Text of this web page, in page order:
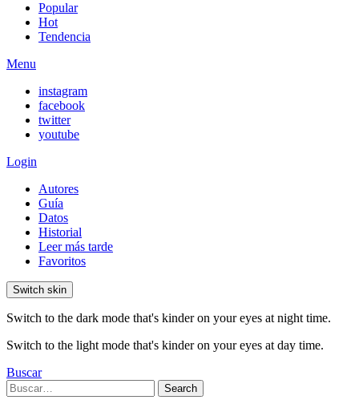
Popular
Hot
Tendencia
Menu
instagram
facebook
twitter
youtube
Login
Autores
Guía
Datos
Historial
Leer más tarde
Favoritos
Switch skin
Switch to the dark mode that's kinder on your eyes at night time.
Switch to the light mode that's kinder on your eyes at day time.
Buscar
Search
for:
Search